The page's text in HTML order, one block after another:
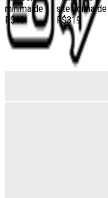
mínima de
R$40
site acima de
R$319